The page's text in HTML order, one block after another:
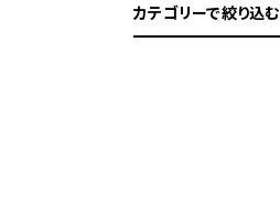
カテゴリーで絞り込む